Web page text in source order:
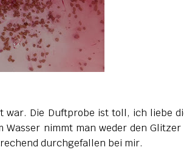
Die Duftprobe ist toll, ich liebe
Wasser nimmt man weder den Glitzer
durchgefallen bei mir.